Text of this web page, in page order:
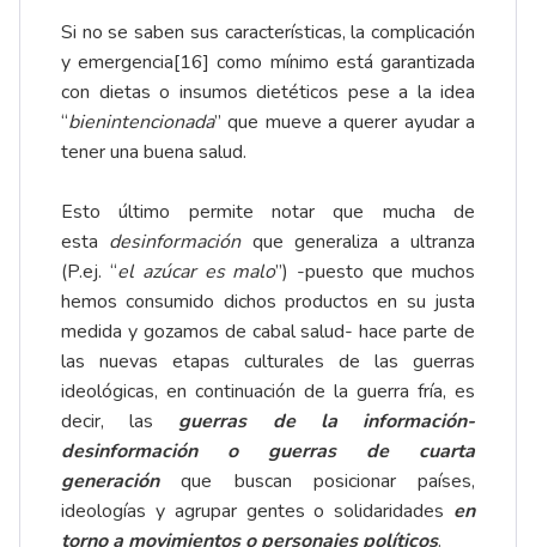
Si no se saben sus características, la complicación
y emergencia[16] como mínimo está garantizada
con dietas o insumos dietéticos pese a la idea
“bienintencionada” que mueve a querer ayudar a
tener una buena salud.
Esto último permite notar que mucha de
esta desinformaciónque generaliza a ultranza
(P.ej. “el azúcar es malo”) -puesto que muchos
hemos consumido dichos productos en su justa
medida y gozamos de cabal salud- hace parte de
las nuevas etapas culturales de las guerras
ideológicas, en continuación de la guerra fría, es
decir, las guerras de la información-
desinformación o guerras de cuarta
generaciónque buscan posicionar países,
ideologías y agrupar gentes o solidaridades en
torno a movimientos o personajes políticos.